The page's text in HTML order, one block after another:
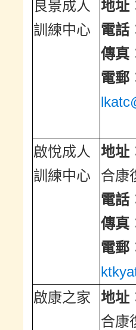
良景成人
訓練中心
地址
電話
傳真
電郵
啟悅成人
訓練中心
地址
合康
電話
傳真
電郵
啟康之家
地址
合康